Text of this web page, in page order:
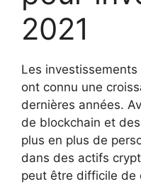
2021
Les
ont connu une
dernières années.
de blockchain et
plus en plus de
dans des actifs
peut être difficile de